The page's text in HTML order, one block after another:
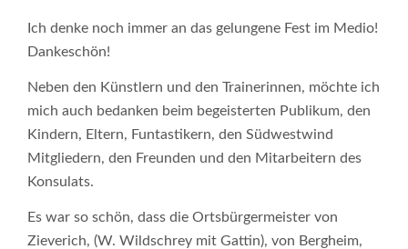
Ich denke noch immer an das gelungene Fest im Medio!
Dankeschön!
Neben den Künstlern und den Trainerinnen, möchte ich
mich auch bedanken beim begeisterten Publikum, den
Kindern, Eltern, Funtastikern, den Südwestwind
Mitgliedern, den Freunden und den Mitarbeitern des
Konsulats.
Es war so schön, dass die Ortsbürgermeister von
Zieverich, (W. Wildschrey mit Gattin), von Bergheim,